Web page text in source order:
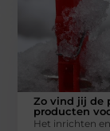
Zo vind jij de
producten
Het inrichten